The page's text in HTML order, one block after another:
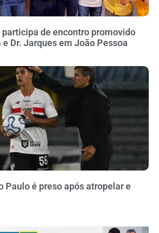
de encontro promovido
Dr. Jarques em João Pessoa
Paulo é preso após atropelar e